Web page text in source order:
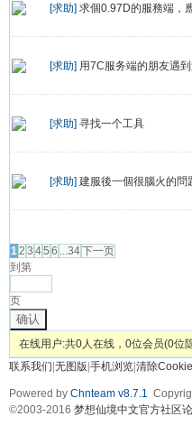
[求助] 求個0.97D的服務端，
[求助] 用7C服务端的朋友遇
[求助] 寻找一个工具
[求助] 建服後一個很腦火的問
12 3 45 6 ...34下一页
到第
页
确认
在线用户:共0人在线，0位会员(0位
联系我们|无图版|手机浏览|清除
Powered by Chnteam v8.7.1
©2003-2016 梦想仙境中文官方社区